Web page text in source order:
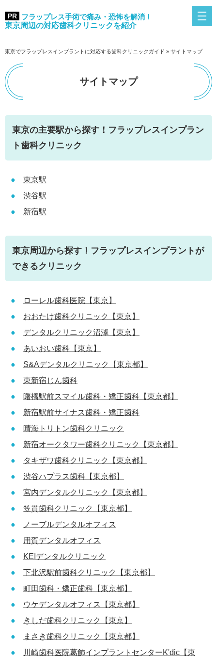
フラップレス手術で痛み・恐怖を解消！
東京周辺の対応歯科クリニックを紹介
東京でフラップレスインプラントに対応する歯科クリニックガイド » サイトマップ
サイトマップ
東京の主要駅から探す！フラップレスインプラン
ト歯科クリニック
東京駅
渋谷駅
新宿駅
東京周辺から探す！フラップレスインプラントが
できるクリニック
ローレル歯科医院【東京】
おおたけ歯科クリニック【東京】
デンタルクリニック沼澤【東京】
あいおい歯科【東京】
S&Aデンタルクリニック【東京都】
東新宿じん歯科
曙橋駅前スマイル歯科・矯正歯科【東京都】
新宿駅前サイナス歯科・矯正歯科
晴海トリトン歯科クリニック
新宿オークタワー歯科クリニック【東京都】
タキザワ歯科クリニック【東京都】
渋谷ハプラス歯科【東京都】
宮内デンタルクリニック【東京都】
笠貫歯科クリニック【東京都】
ノーブルデンタルオフィス
用賀デンタルオフィス
KEIデンタルクリニック
下北沢駅前歯科クリニック【東京都】
町田歯科・矯正歯科【東京都】
ウケデンタルオフィス【東京都】
きしだ歯科クリニック【東京】
まさき歯科クリニック【東京都】
川崎歯科医院葛飾インプラントセンターK'dic【東